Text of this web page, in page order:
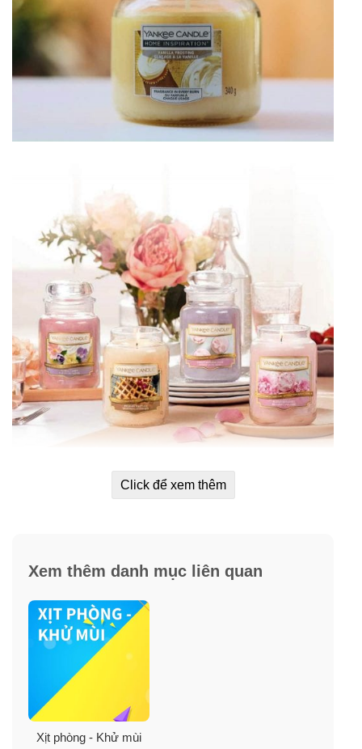
Click để xem thêm
Xem thêm danh mục liên quan
Xịt phòng - Khử mùi